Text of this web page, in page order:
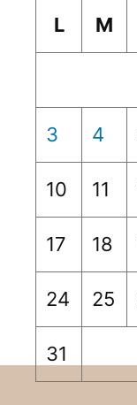
L
M
3 4
10 11
17 18
24 25
31